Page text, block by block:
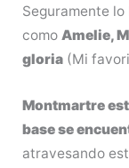
Seguramente
como Amelie,
gloria (Mi
Montmartre
base se
atravesando